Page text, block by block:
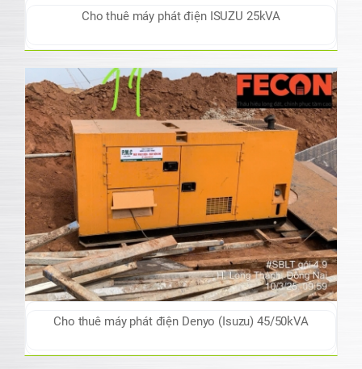
Cho thuê máy phát điện ISUZU 25kVA
Cho thuê máy phát điện Denyo (Isuzu) 45/50kVA